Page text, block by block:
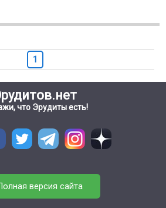
1
что Эрудиты есть!
версия сайта